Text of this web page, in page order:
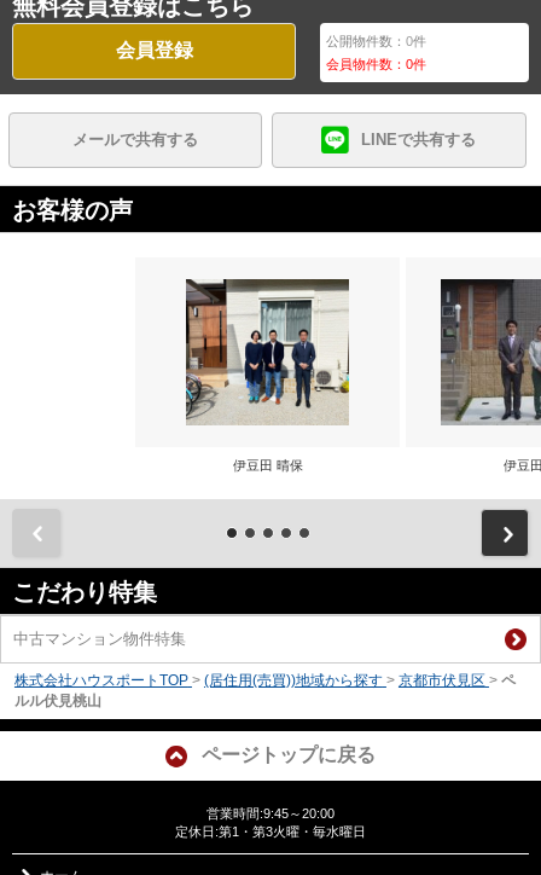
無料会員登録はこちら
会員登録 公開物件数：0件
会員物件数：0件
メールで共有する LINEで共有する
お客様の声
伊豆田 晴保 伊豆
こだわり特集
中古マンション物件特集
株式会社ハウスポートTOP > (居住用(売買))地域から探す > 京都市伏見区 > ペ
ルル伏見桃山
ページトップに戻る
営業時間:9:45～20:00
定休日:第1・第3火曜・毎水曜日